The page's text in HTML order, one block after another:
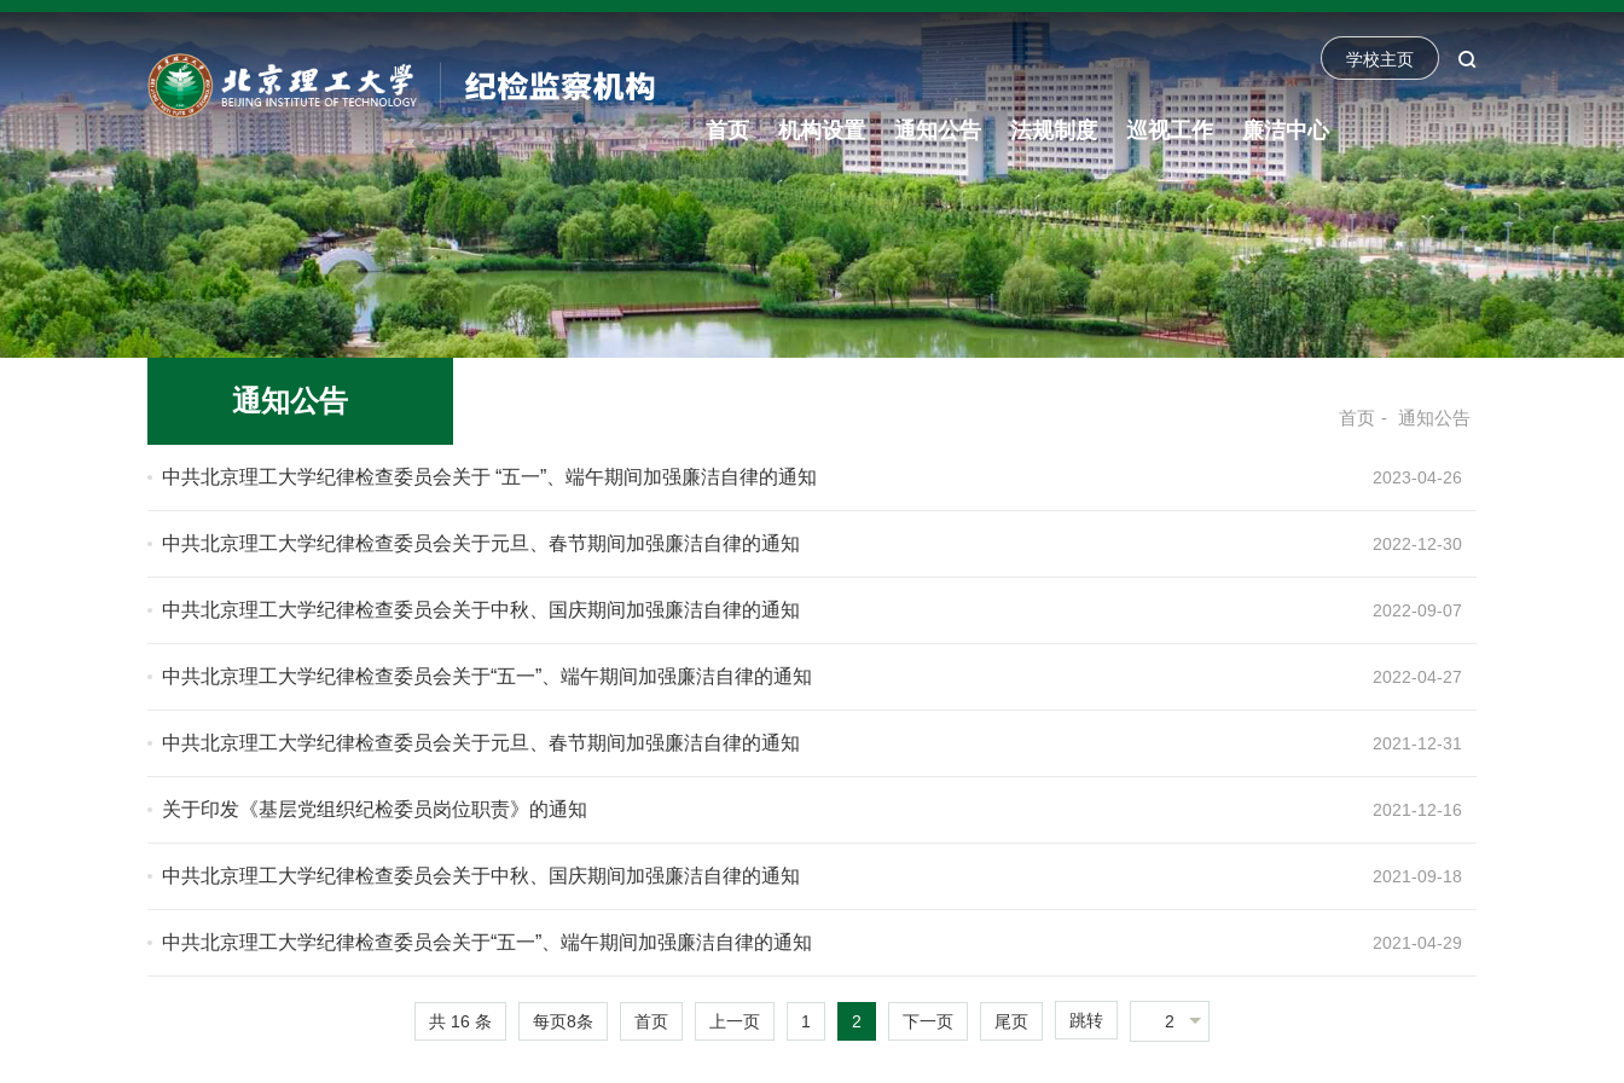
学校主页
首页 机构设置 通知公告 法规制度 巡视工作 廉洁中心
通知公告
首页 - 通知公告
中共北京理工大学纪律检查委员会关于 “五一”、端午期间加强廉洁自律的通知 2023-04-26
中共北京理工大学纪律检查委员会关于元旦、春节期间加强廉洁自律的通知 2022-12-30
中共北京理工大学纪律检查委员会关于中秋、国庆期间加强廉洁自律的通知 2022-09-07
中共北京理工大学纪律检查委员会关于“五一”、端午期间加强廉洁自律的通知 2022-04-27
中共北京理工大学纪律检查委员会关于元旦、春节期间加强廉洁自律的通知 2021-12-31
关于印发《基层党组织纪检委员岗位职责》的通知 2021-12-16
中共北京理工大学纪律检查委员会关于中秋、国庆期间加强廉洁自律的通知 2021-09-18
中共北京理工大学纪律检查委员会关于“五一”、端午期间加强廉洁自律的通知 2021-04-29
共 16 条 每页8条 首页 上一页 1 2 下一页 尾页 跳转 2